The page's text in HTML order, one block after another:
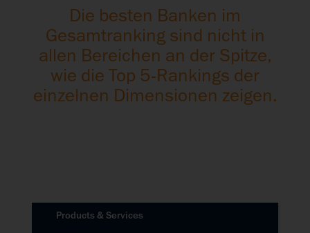
Die besten Banken im
Gesamtranking sind nicht in
allen Bereichen an der Spitze,
wie die Top 5-Rankings der
einzelnen Dimensionen zeigen.
Products & Services